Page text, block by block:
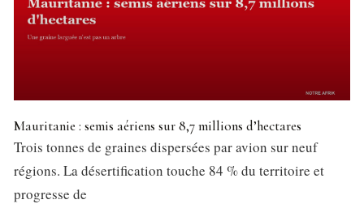
Mauritanie : semis aériens sur 8,7 millions d’hectares
Trois tonnes de graines dispersées par avion sur neuf
régions. La désertification touche 84 % du territoire et
progresse de